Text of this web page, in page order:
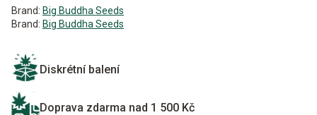
Brand: Big Buddha Seeds
Brand: Big Buddha Seeds
Diskrétní balení
Doprava zdarma nad 1 500 Kč